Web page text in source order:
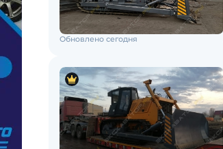
Обновлено сегодня